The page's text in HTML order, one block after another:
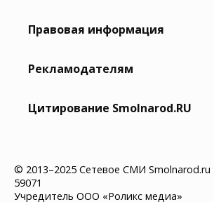
Правовая информация
Рекламодателям
Цитирование Smolnarod.RU
© 2013–2025 Сетевое СМИ
59071
Учредитель ООО «Роликс медиа»